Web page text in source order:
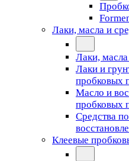
Лаки, масла и
Лаки,
Лаки и
пробковых
Масло и
пробковых
Средства
Клеевые